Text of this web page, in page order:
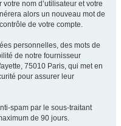
nom d’utilisateur et votre
alors un nouveau mot de
de votre compte.
personnelles, des mots de
de notre fournisseur
75010 Paris, qui met en
pour assurer leur
spam par le sous-traitant
de 90 jours.